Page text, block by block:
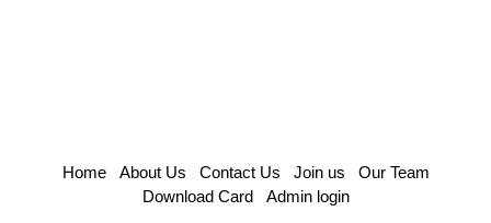
Home About Us Contact Us Join us
Our Team
Download Card
Admin login